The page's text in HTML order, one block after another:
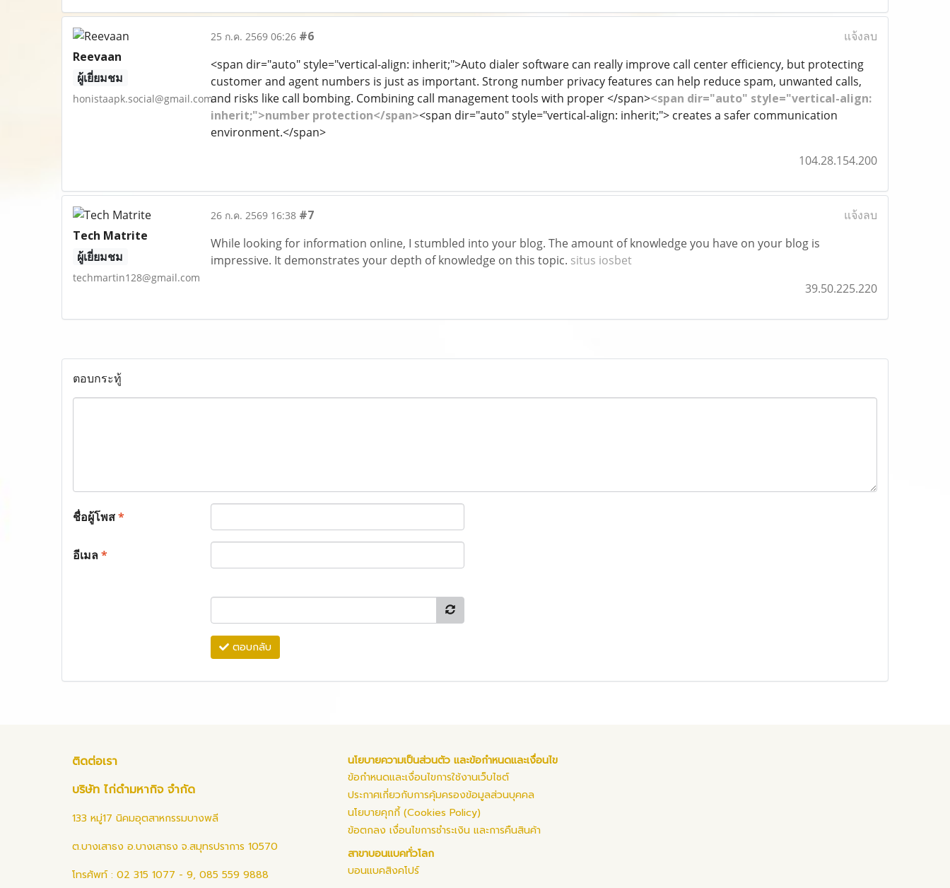
Reevaan
ผู้เยี่ยมชม
honistaapk.social@gmail.com
25 ก.ค. 2569 06:26 #6
แจ้งลบ
<span dir="auto" style="vertical-align: inherit;">Auto dialer software can really improve call center efficiency, but protecting
customer and agent numbers is just as important. Strong number privacy features can help reduce spam, unwanted calls,
and risks like call bombing. Combining call management tools with proper </span><span dir="auto" style="vertical-align:
inherit;">number protection</span><span dir="auto" style="vertical-align: inherit;"> creates a safer communication
environment.</span>
104.28.154.200
Tech Matrite
ผู้เยี่ยมชม
techmartin128@gmail.com
26 ก.ค. 2569 16:38 #7
แจ้งลบ
While looking for information online, I stumbled into your blog. The amount of knowledge you have on your blog is
impressive. It demonstrates your depth of knowledge on this topic. situs iosbet
39.50.225.220
ตอบกระทู้
ชื่อผู้โพส*
อีเมล*
ตอบกลับ
ติดต่อเรา
บริษัท ไก่ดำมหากิจ จำกัด
133 หมู่17 นิคมอุตสาหกรรมบางพลี
ต.บางเสาธง อ.บางเสาธง จ.สมุทรปราการ 10570
โทรศัพท์ : 02 315 1077 - 9, 085 559 9888
นโยบายความเป็นส่วนตัว และข้อกำหนดและเงื่อนไข
ข้อกำหนดและเงื่อนไขการใช้งานเว็บไซต์
ประกาศเกี่ยวกับการคุ้มครองข้อมูลส่วนบุคคล
นโยบายคุกกี้ (Cookies Policy)
ข้อตกลง เงื่อนไขการชำระเงิน และการคืนสินค้า
สาขาบอนแบคทั่วโลก
บอนแบคสิงคโปร์